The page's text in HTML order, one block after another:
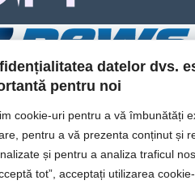
datelor dvs.
pentru noi
cookie-uri pentru a vă îmbunătăți
pentru a vă prezenta conținut și
și pentru a analiza traficul
tot”, acceptați utilizarea cookie-